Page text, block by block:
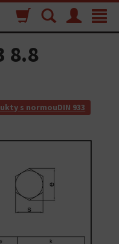
Toggle
Menu
Vyhľadávanie
Nákupný
košík
8.8
s normouDIN 933